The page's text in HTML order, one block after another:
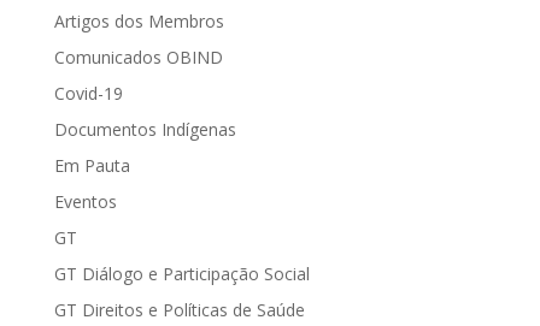
Artigos dos Membros
Comunicados OBIND
Covid-19
Documentos Indígenas
Em Pauta
Eventos
GT
GT Diálogo e Participação Social
GT Direitos e Políticas de Saúde